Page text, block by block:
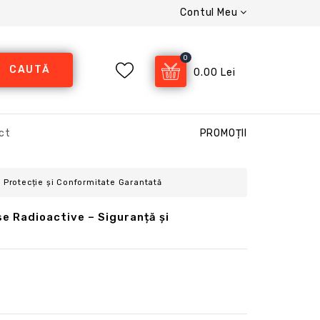
Contul Meu
CAUTĂ
0
0.00 Lei
PROMOȚII
Protecție și Conformitate Garantată
Radioactive – Siguranță și